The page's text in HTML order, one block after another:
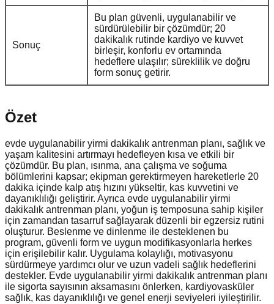
Sonuç
Bu plan güvenli, uygulanabilir ve
sürdürülebilir bir çözümdür; 20
dakikalık rutinde kardiyo ve kuvvet
birleşir, konforlu ev ortamında
hedeflere ulaşılır; süreklilik ve doğru
form sonuç getirir.
Özet
evde uygulanabilir yirmi dakikalık antrenman planı, sağlık ve
yaşam kalitesini artırmayı hedefleyen kısa ve etkili bir
çözümdür. Bu plan, ısınma, ana çalışma ve soğuma
bölümlerini kapsar; ekipman gerektirmeyen hareketlerle 20
dakika içinde kalp atış hızını yükseltir, kas kuvvetini ve
dayanıklılığı geliştirir. Ayrıca evde uygulanabilir yirmi
dakikalık antrenman planı, yoğun iş temposuna sahip kişiler
için zamandan tasarruf sağlayarak düzenli bir egzersiz rutini
oluşturur. Beslenme ve dinlenme ile desteklenen bu
program, güvenli form ve uygun modifikasyonlarla herkes
için erişilebilir kalır. Uygulama kolaylığı, motivasyonu
sürdürmeye yardımcı olur ve uzun vadeli sağlık hedeflerini
destekler. Evde uygulanabilir yirmi dakikalık antrenman planı
ile sigorta sayısının aksamasını önlerken, kardiyovasküler
sağlık, kas dayanıklılığı ve genel enerji seviyeleri iyileştirilir.